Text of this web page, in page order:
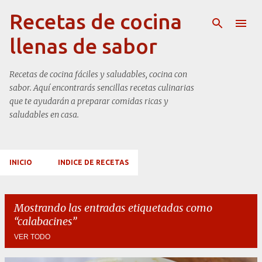
Ir al contenido principal
Recetas de cocina
llenas de sabor
Recetas de cocina fáciles y saludables, cocina con
sabor. Aquí encontrarás sencillas recetas culinarias
que te ayudarán a preparar comidas ricas y
saludables en casa.
INICIO INDICE DE RECETAS
Mostrando las entradas etiquetadas como
calabacines
VER TODO